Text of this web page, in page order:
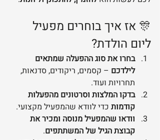
🎊 אז איך בוחרים מפעיל
ליום הולדת?
בחרו את סוג ההפעלה שמתאים
לילדכם – קסמים, ריקודים, סדנאות,
תחרויות ועוד.
בדקו המלצות וסרטונים מהפעלות
קודמות כדי לוודא שהמפעיל מקצועי.
וודאו שהמפעיל מנוסה ומכיר את
קבוצת הגיל של המשתתפים.